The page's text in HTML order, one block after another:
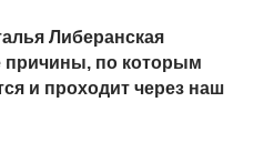
Либеранская
причины, по которым
и проходит через наш